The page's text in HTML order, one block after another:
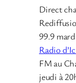
Direct
99.9
Radio
FM au
jeudi à